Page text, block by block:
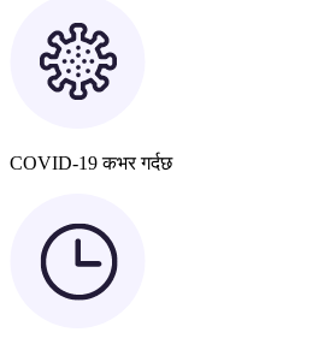
COVID-19 कभर गर्दछ